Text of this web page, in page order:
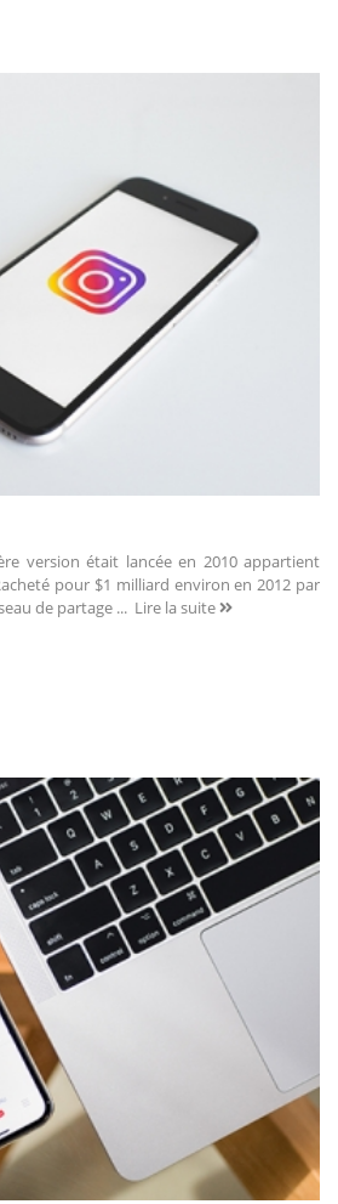
version était lancée en 2010 appartient
pour $1 milliard environ en 2012 par
de partage ... Lire la suite